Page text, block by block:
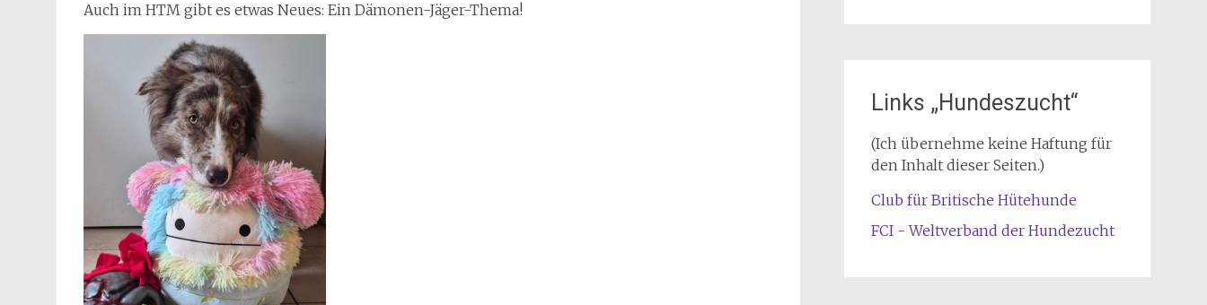
Auch im HTM gibt es etwas Neues: Ein Dämonen-Jäger-Thema!
Links „Hundeszucht“
(Ich übernehme keine Haftung für
den Inhalt dieser Seiten.)
Club für Britische Hütehunde
FCI - Weltverband der Hundezucht